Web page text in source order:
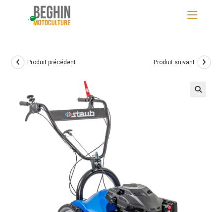
Produit précédent Produit suivant